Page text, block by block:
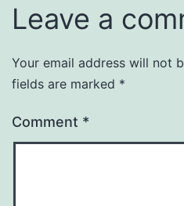
Leave a
Your email address will not
fields are marked *
Comment *